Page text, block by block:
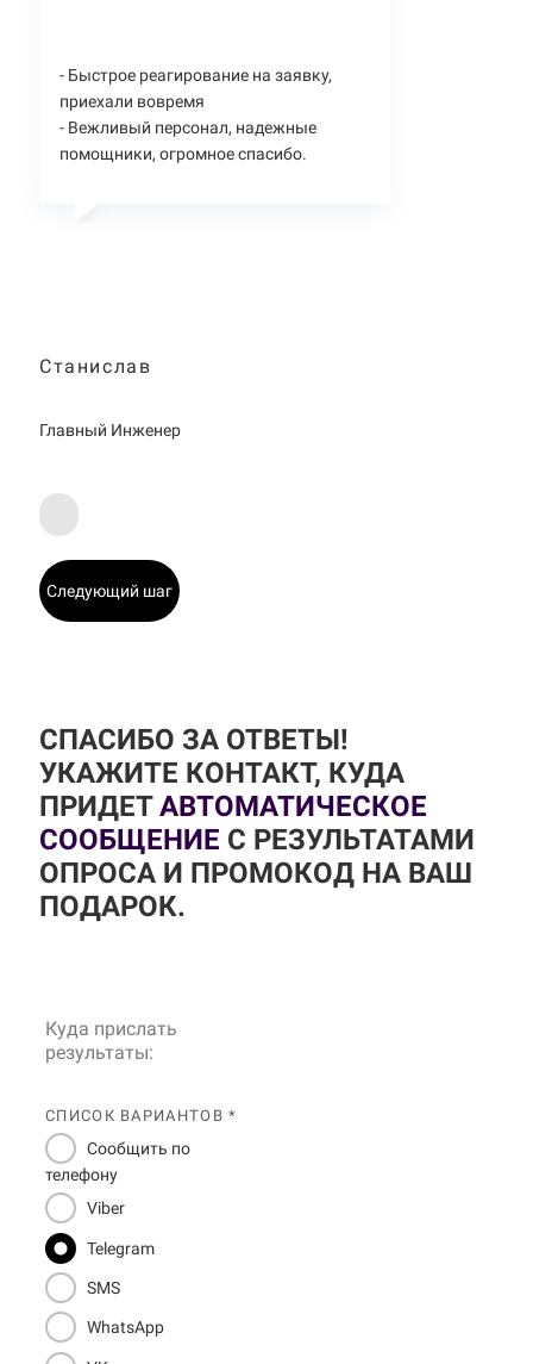
- Быстрое реагирование на заявку,
приехали вовремя
- Вежливый персонал, надежные
помощники, огромное спасибо.
Станислав
Главный Инженер
Следующий шаг
СПАСИБО ЗА ОТВЕТЫ!
УКАЖИТЕ КОНТАКТ, КУДА
ПРИДЕТАВТОМАТИЧЕСКОЕ
СООБЩЕНИЕ С РЕЗУЛЬТАТАМИ
ОПРОСА И ПРОМОКОД НА ВАШ
ПОДАРОК.
Куда прислать
результаты:
СПИСОК ВАРИАНТОВ *
Сообщить по
телефону
Viber
Telegram
SMS
WhatsApp